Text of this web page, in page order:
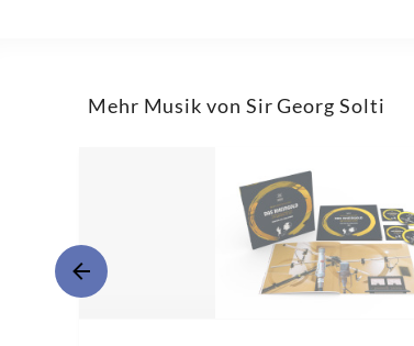
Mehr Musik von Sir Georg Solti